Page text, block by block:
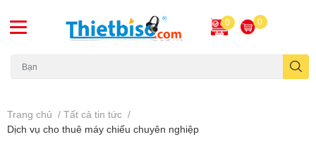
0 0
Trang chủ / Tất cả tin tức /
Dịch vụ cho thuê máy chiếu chuyên nghiệp